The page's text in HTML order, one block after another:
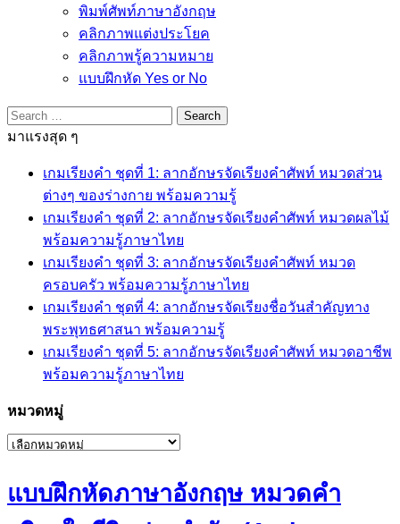
พิมพ์ศัพท์ภาษาอังกฤษ
คลิกภาพแต่งประโยค
คลิกภาพรู้ความหมาย
แบบฝึกหัด Yes or No
Search
for:
มาแรงสุด ๆ
เกมเรียงคำ ชุดที่ 1: ลากอักษรจัดเรียงคำศัพท์ หมวดส่วน
ต่างๆ ของร่างกาย พร้อมความรู้
เกมเรียงคำ ชุดที่ 2: ลากอักษรจัดเรียงคำศัพท์ หมวดผลไม้
พร้อมความรู้ภาษาไทย
เกมเรียงคำ ชุดที่ 3: ลากอักษรจัดเรียงคำศัพท์ หมวด
ครอบครัว พร้อมความรู้ภาษาไทย
เกมเรียงคำ ชุดที่ 4: ลากอักษรจัดเรียงชื่อวันสำคัญทาง
พระพุทธศาสนา พร้อมความรู้
เกมเรียงคำ ชุดที่ 5: ลากอักษรจัดเรียงคำศัพท์ หมวดอาชีพ
พร้อมความรู้ภาษาไทย
หมวดหมู่
หมวด
แบบฝึกหัดภาษาอังกฤษ หมวดคำ